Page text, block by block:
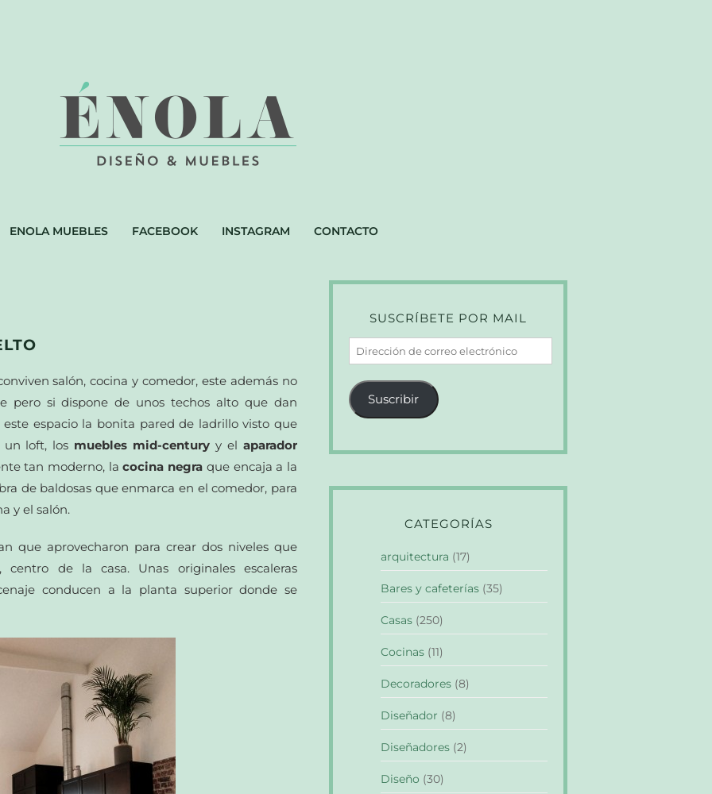
ENOLA MUEBLES FACEBOOK INSTAGRAM CONTACTO
salón, cocina y comedor, este además no
pero si dispone de unos techos alto que dan
espacio la bonita pared de ladrillo visto que
un loft, los muebles mid-century y elaparador
tan moderno, lacocina negra que encaja a la
de baldosas que enmarca en el comedor, para
y el salón.
que aprovecharon para crear dos niveles que
de la casa. Unas originales escaleras
conducen a la planta superior donde se
SUSCRÍBETE POR MAIL
Dirección
de
correo
electrónico
Suscribir
CATEGORÍAS
arquitectura (17)
Bares y cafeterías (35)
Casas (250)
Cocinas (11)
Decoradores (8)
Diseñador (8)
Diseñadores (2)
Diseño (30)